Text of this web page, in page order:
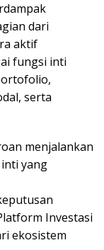
dari
aktif
fungsi inti
serta
menjalankan
yang
Investasi
ekosistem